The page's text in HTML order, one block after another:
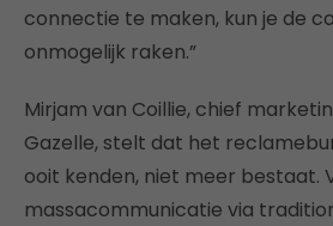
connectie te maken, kun je de
onmogelijk raken.”
Mirjam van Coillie, chief
Gazelle, stelt dat het
ooit kenden, niet meer bestaat.
massacommunicatie via